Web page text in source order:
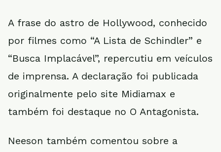
A frase do astro de Hollywood, conhecido
por filmes como “A Lista de Schindler” e
“Busca Implacável”, repercutiu em veículos
de imprensa. A declaração foi publicada
originalmente pelo site Midiamax e
também foi destaque no O Antagonista.
Neeson também comentou sobre a